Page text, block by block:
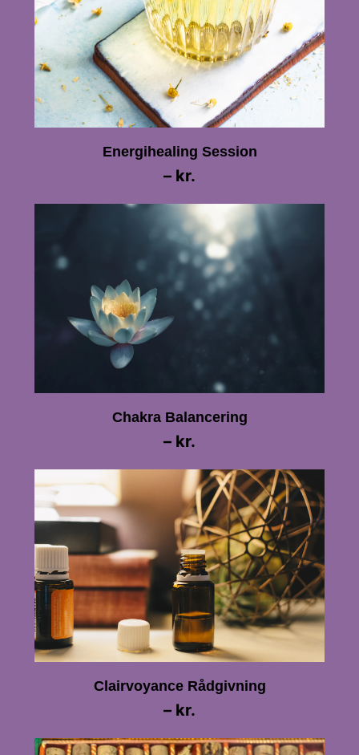
Energihealing Session
– kr.
Chakra Balancering
– kr.
Clairvoyance Rådgivning
– kr.